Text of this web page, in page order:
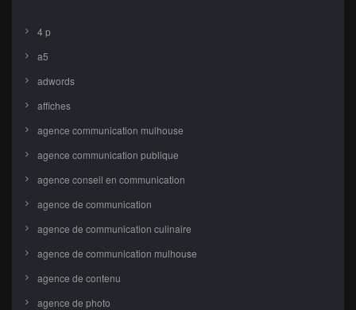
4 p
a5
adwords
affiches
agence communication mulhouse
agence communication publique
agence conseil en communication
agence de communication
agence de communication culinaire
agence de communication mulhouse
agence de contenu
agence de photo